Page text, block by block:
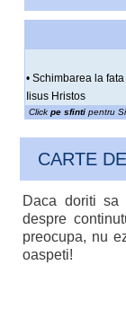
• Schimbarea la
Iisus Hristos
Click pe sfintipentru
CARTE
Daca doriti sa
despre
preocupa, nu
oaspeti!